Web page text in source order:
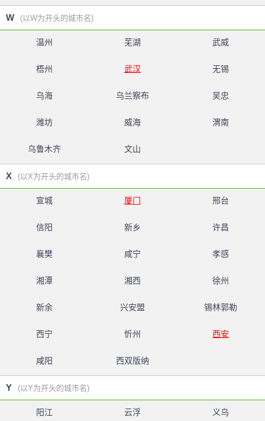
W (以W为开头的城市名)
温州 芜湖 武威
梧州 武汉 无锡
乌海 乌兰察布 吴忠
潍坊 威海 渭南
乌鲁木齐 文山
X (以X为开头的城市名)
宣城 厦门 邢台
信阳 新乡 许昌
襄樊 咸宁 孝感
湘潭 湘西 徐州
新余 兴安盟 锡林郭勒
西宁 忻州 西安
咸阳 西双版纳
Y (以Y为开头的城市名)
阳江 云浮 义乌